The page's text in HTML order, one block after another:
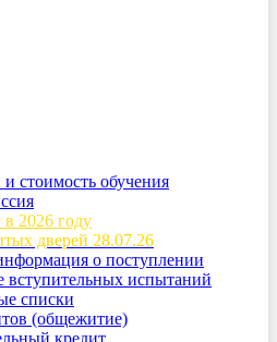
стоимость обучения
2026 году
дверей 28.07.26
о поступлении
вступительных испытаний
списки
(общежитие)
кредит